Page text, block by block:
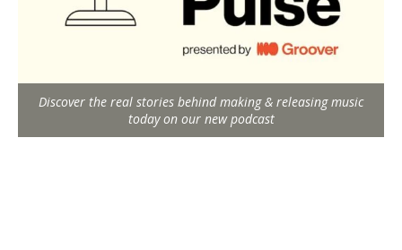
Discover the real stories behind making & releasing music
today on our new podcast